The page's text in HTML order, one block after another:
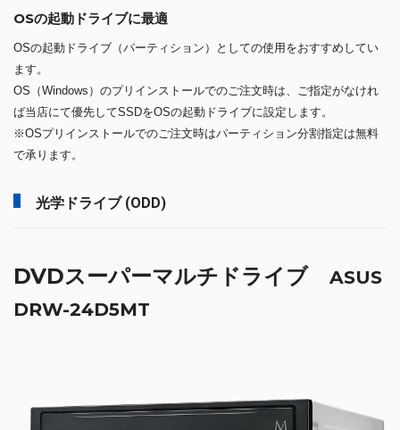
OSの起動ドライブに最適
OSの起動ドライブ（パーティション）としての使用をおすすめしてい
ます。
OS（Windows）のプリインストールでのご注文時は、ご指定がなけれ
ば当店にて優先してSSDをOSの起動ドライブに設定します。
※OSプリインストールでのご注文時はパーティション分割指定は無料
で承ります。
光学ドライブ (ODD)
DVDスーパーマルチドライブ ASUS
DRW-24D5MT